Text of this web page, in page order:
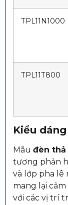
TPL11N1000
TPL11T800
Kiểu
Mẫu đèn thả
tương phản
và lớp pha lê
mang lại
với các vị trí